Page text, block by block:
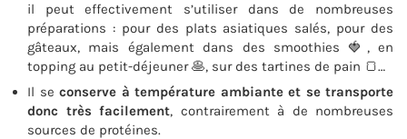
il peut effectivement s’utiliser dans de nombreuses
préparations : pour des plats asiatiques salés, pour des
gâteaux, mais également dans des smoothies 🍓, en
topping au petit-déjeuner 🥞, sur des tartines de pain 🍞…
Il se conserve à température ambiante et se transporte
donc très facilement, contrairement à de nombreuses
sources de protéines.